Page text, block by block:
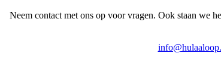
Neem contact met ons op voor vragen. Ook staan we